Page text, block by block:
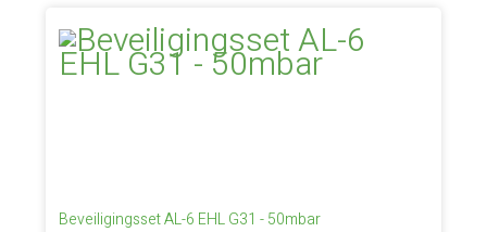
Beveiligingsset AL-6 EHL G31 - 50mbar